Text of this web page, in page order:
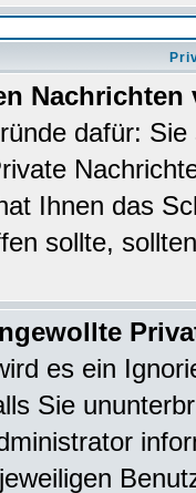
Nachrichten
dafür:
Ihnen das
sollte,
es ein
Sie